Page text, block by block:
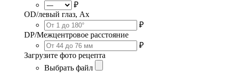
₽
OD/левый глаз, Ax
₽
DP/Межцентровое расстояние
₽
Загрузите фото рецепта
Выбрать файл